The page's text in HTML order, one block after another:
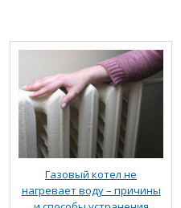
Газовый котел не
нагревает воду – причины